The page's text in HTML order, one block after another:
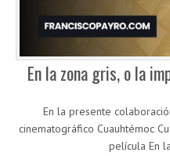
En la zona gris, o la
En la presente
cinematográfico Cuauhtémoc
película En